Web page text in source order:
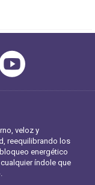
veloz y
reequilibrando los
energético
índole que